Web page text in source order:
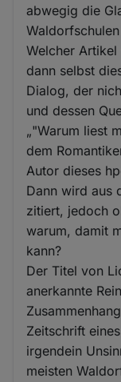
abwegig die
Welcher
dann selbst
Dialog, der
und dessen
„"Warum liest
dem
Autor dieses
Dann wird aus
zitiert, jedoch
warum, damit
kann?
Der Titel von
anerkannte
Zeitschrift
irgendein
meisten